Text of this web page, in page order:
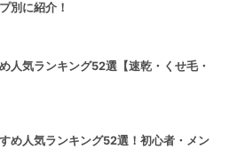
別に紹介！
人気ランキング52選【速乾・くせ毛・
め人気ランキング52選！初心者・メン